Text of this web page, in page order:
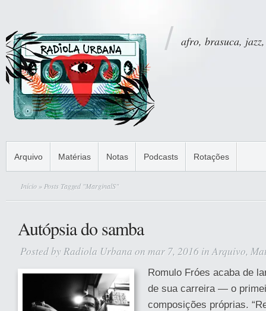
afro, brasuca,
Arquivo Matérias Notas Podcasts Rotações
Início » Posts Tagged "MarginalS"
Autópsia do samba
Posted by Radiola Urbana on mar 7, 2016 inArquivo,
Romulo Fróes acaba de
de sua carreira — o
composições próprias.